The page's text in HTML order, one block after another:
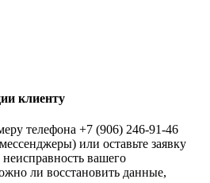
клиенту
телефона +7 (906) 246-91-46
или оставьте заявку
неисправность вашего
ли восстановить данные,